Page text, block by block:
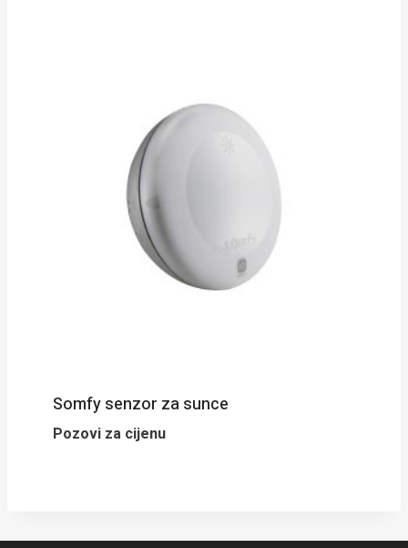
Somfy senzor za sunce
Pozovi za cijenu